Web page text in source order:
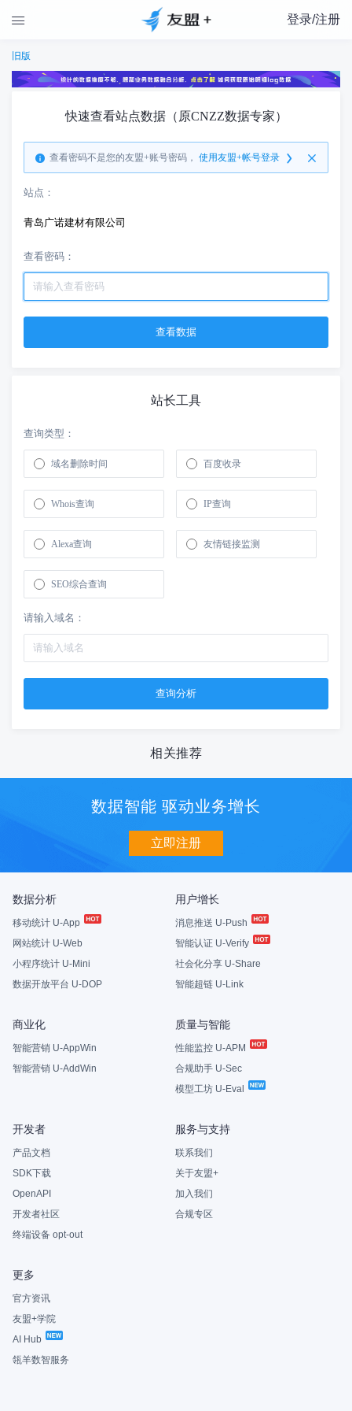
 登录/注册
旧版
快速查看站点数据（原CNZZ数据专家）
查看密码不是您的友盟+账号密码， 使用友盟+帐号登录
站点：
青岛广诺建材有限公司
查看密码：
站长工具
查询类型：
域名删除时间 百度收录
Whois查询 IP查询
Alexa查询 友情链接监测
SEO综合查询
请输入域名：
相关推荐
数据智能 驱动业务增长
立即注册
数据分析
移动统计 U-App
网站统计 U-Web
小程序统计 U-Mini
数据开放平台 U-DOP
用户增长
消息推送 U-Push
智能认证 U-Verify
社会化分享 U-Share
智能超链 U-Link
商业化
智能营销 U-AppWin
智能营销 U-AddWin
质量与智能
性能监控 U-APM
合规助手 U-Sec
模型工坊 U-Eval
开发者
产品文档
SDK下载
OpenAPI
开发者社区
终端设备 opt-out
服务与支持
联系我们
关于友盟+
加入我们
合规专区
更多
官方资讯
友盟+学院
AI Hub
瓴羊数智服务